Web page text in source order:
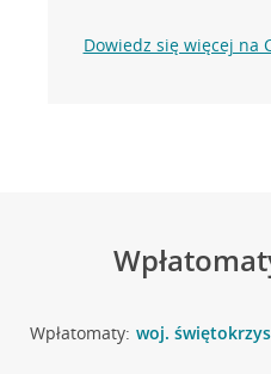
Dowiedz się więcej na
Wpłatomaty: woj.